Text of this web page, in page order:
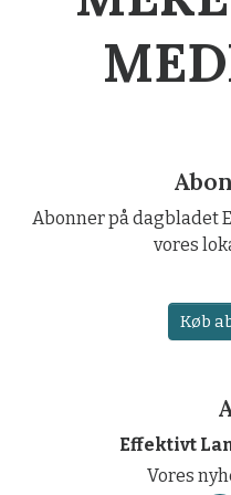
Abonner på dagbladet
vores
Køb
Effektivt
Vores